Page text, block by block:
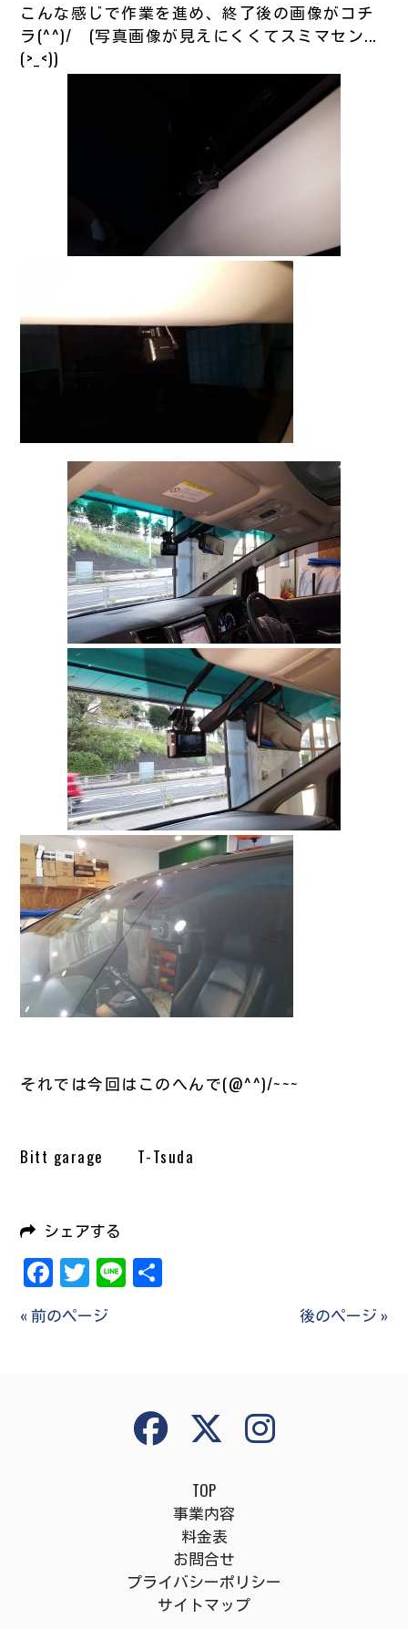
こんな感じで作業を進め、終了後の画像がコチ
ラ(^^)/ (写真画像が見えにくくてスミマセン...
(>_<))
それでは今回はこのへんで(@^^)/~~~
Bitt garage T-Tsuda
シェアする
Facebook
Twitter
Line
« 前のページ 後のページ »
TOP
事業内容
料金表
お問合せ
プライバシーポリシー
サイトマップ